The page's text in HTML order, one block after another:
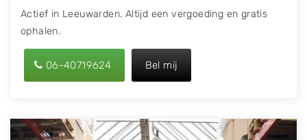
Actief in Leeuwarden. Altijd een vergoeding en gratis
ophalen.
06-40719624 Bel mij